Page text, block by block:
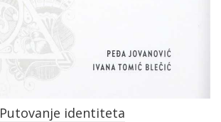
Putovanje identiteta